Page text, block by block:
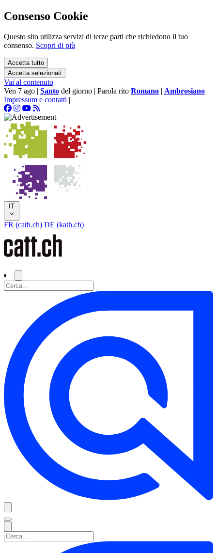
Consenso Cookie
Questo sito utilizza servizi di terze parti che richiedono il tuo
consenso. Scopri di più
Accetta tutto
Accetta selezionati
Vai al contenuto
Ven 7 ago | Santo del giorno | Parola rito Romano | Ambrosiano
Impressum e contatti |
IT
FR (cath.ch) DE (kath.ch)